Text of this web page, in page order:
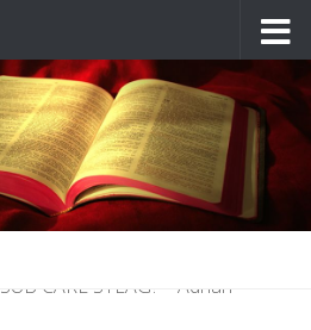
SUB CARE STEAG? – Adrian